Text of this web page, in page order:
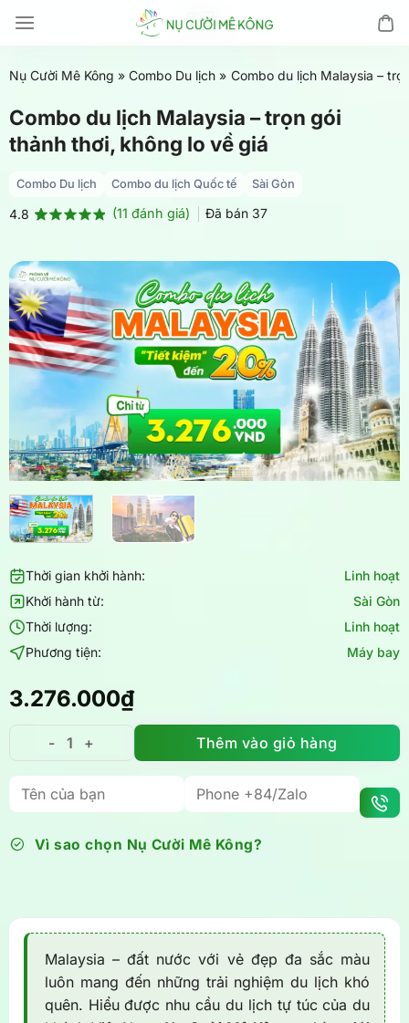
đến
dung
Nụ Cười Mê Kông » Combo Du lịch » Combo du lịch Malaysia –
Combo du lịch Malaysia – trọn gói
thảnh thơi, không lo về giá
Combo Du lịch Combo du lịch Quốc tế Sài Gòn
4.8
đánh giá
(11 đánh giá) Đã bán 37
Thời gian khởi hành:
Linh hoạt
Khởi hành từ:
Sài Gòn
Thời lượng:
Linh hoạt
Phương tiện:
Máy bay
3.276.000₫
Combo du lịch Malaysia - trọn gói thảnh thơi, không
Thêm vào giỏ hàng
Vì sao chọn Nụ Cười Mê Kông?
Malaysia – đất nước với vẻ đẹp đa sắc màu
luôn mang đến những trải nghiệm du lịch khó
quên. Hiểu được nhu cầu du lịch tự túc của du